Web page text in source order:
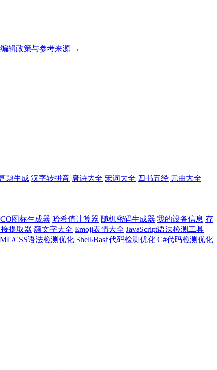
辑政策与参考来源 →
题生成 汉字转拼音 唐诗大全 宋词大全 四书五经 元曲大全
图标生成器 哈希值计算器 随机密码生成器 我的设备信息 存
提取器 颜文字大全 Emoji表情大全 JavaScript语法检测工具
CSS语法检测优化 Shell/Bash代码检测优化 C#代码检测优化